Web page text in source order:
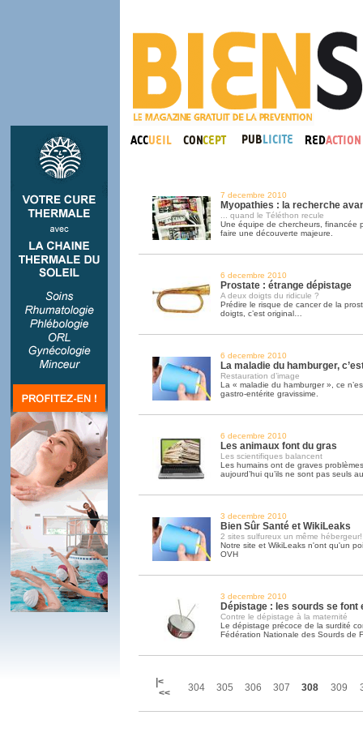
7 decembre 2010
Myopathies : la recherche
... quand le Téléthon recule
Une équipe de chercheurs, financée
faire une découverte majeure.
6 decembre 2010
Prostate : étrange dépistage
A deux doigts du ridicule ?
Prédire le risque de cancer de la
doigts, c’est original…
6 decembre 2010
La maladie du hamburger,
Restauration d’image
La « maladie du hamburger », ce
gastro-entérite gravissime.
6 decembre 2010
Les animaux font du gras
Les scientifiques balancent
Les humains ont de graves
aujourd’hui qu’ils ne sont pas seuls
3 decembre 2010
Bien Sûr Santé et WikiLeaks
2 sites sulfureux un même hébergeur!
Notre site et WikiLeaks n'ont qu'un
OVH
3 decembre 2010
Dépistage : les sourds se font
Contre le dépistage à la maternité
Le dépistage précoce de la surdité
Fédération Nationale des Sourds de
|<
<<
304 305 306 307 308 309